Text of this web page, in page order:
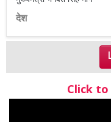
देश
Click to